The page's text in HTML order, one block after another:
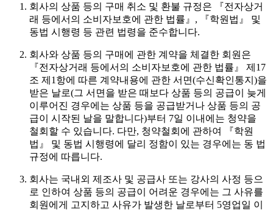
회사의 상품 등의 구매 취소 및 환불 규정은 『전자상거
래 등에서의 소비자보호에 관한 법률』, 『학원법』 및
동법 시행령 등 관련 법령을 준수합니다.
회사와 상품 등의 구매에 관한 계약을 체결한 회원은
『전자상거래 등에서의 소비자보호에 관한 법률』 제17
조 제1항에 따른 계약내용에 관한 서면(수신확인통지)을
받은 날로(그 서면을 받은 때보다 상품 등의 공급이 늦게
이루어진 경우에는 상품 등을 공급받거나 상품 등의 공
급이 시작된 날을 말합니다)부터 7일 이내에는 청약을
철회할 수 있습니다. 다만, 청약철회에 관하여 『학원
법』 및 동법 시행령에 달리 정함이 있는 경우에는 동 법
규정에 따릅니다.
회사는 국내외 제조사 및 공급사 또는 강사의 사정 등으
로 인하여 상품 등의 공급이 어려운 경우에는 그 사유를
회원에게 고지하고 사유가 발생한 날로부터 5영업일 이